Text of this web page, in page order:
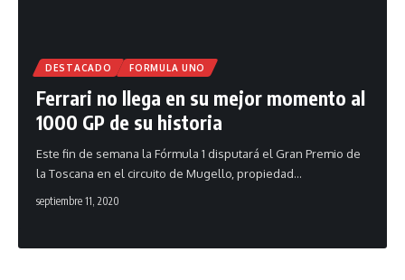
DESTACADO FORMULA UNO
Ferrari no llega en su mejor momento al
1000 GP de su historia
Este fin de semana la Fórmula 1 disputará el Gran Premio de
la Toscana en el circuito de Mugello, propiedad…
septiembre 11, 2020